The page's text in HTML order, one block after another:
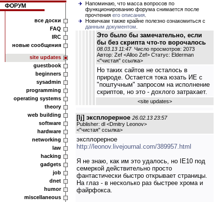
ФОРУМ
все доски
FAQ
IRC
новые сообщения
site updates
guestbook
beginners
sysadmin
programming
operating systems
theory
web building
software
hardware
networking
law
hacking
gadgets
job
dnet
humor
miscellaneous
Напоминаю, что масса вопросов по
функционированию форума снимается после
прочтения его описания
Новичкам также крайне полезно ознакомиться с
данным документом
Это было бы замечательно, если
бы без скрипта что-то ворочалось
08.03.13 11:47Число просмотров: 2073
Автор: Zef <Alloo Zef> Статус: Elderman
<"чистая" ссылка>
Но таких сайтов не осталось в
природе. Остается тока юзать ИЕ с
"поштучным" запросом на исполнение
скриптов, но это - дохлого затрахает.
<site updates>
[lj] эксплорерное 26.02.13 23:57
Publisher: dl <Dmitry Leonov>
<"чистая" ссылка>
эксплорерное
http://leonov.livejournal.com/389957.html
Я не знаю, как им это удалось, но IE10 под
семеркой действительно просто
фантастически быстро открывает страницы.
На глаз - в несколько раз быстрее хрома и
файрфокса.